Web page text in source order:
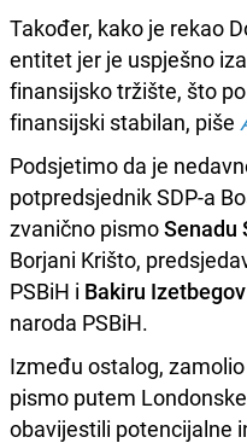
Također, kako je rekao
entitet jer je uspješno
finansijsko tržište, što
finansijski stabilan, piše
Podsjetimo da je
potpredsjednik SDP-a
zvanično pismoSenadu
Borjani Krišto,
PSBiH i Bakiru
naroda PSBiH.
Između ostalog,
pismo putem
obavijestili potencijalne